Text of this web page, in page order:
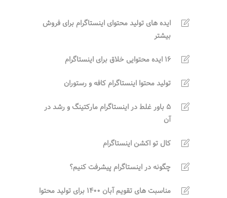
ایده های تولید محتوای اینستاگرام برای فروش
بیشتر
16 ایده محتوایی خلاق برای اینستاگرام
تولید محتوا اینستاگرام کافه و رستوران
5 باور غلط در اینستاگرام مارکتینگ و رشد در
آن
کال تو اکشن اینستاگرام
چگونه در اینستاگرام پیشرفت کنیم؟
مناسبت های تقویم آبان 1400 برای تولید محتوا